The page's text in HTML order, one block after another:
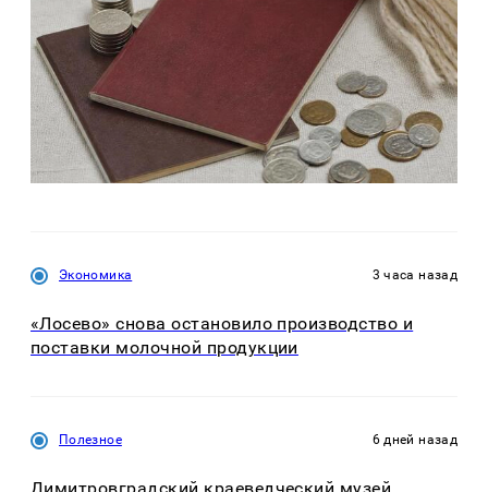
Экономика 3 часа назад
«Лосево» снова остановило производство и
поставки молочной продукции
Полезное 6 дней назад